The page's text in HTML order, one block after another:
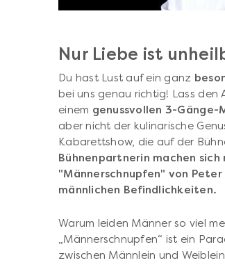
Nur Liebe ist
Du hast Lust auf ein ganz
bei uns genau richtig! Lass den
einem genussvollen 3-Gänge-
aber nicht der kulinarische
Kabarettshow, die auf der
Bühnenpartnerin machen
"Männerschnupfen" von
männlichen Befindlichkeiten.
Warum leiden Männer so viel
„Männerschnupfen“ ist ein
zwischen Männlein und